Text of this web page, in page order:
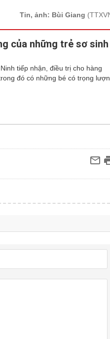
Tin, ảnh: Bùi Giang
của những trẻ sơ sinh
tiếp nhận, điều trị cho hàng
đó có những bé có trọng